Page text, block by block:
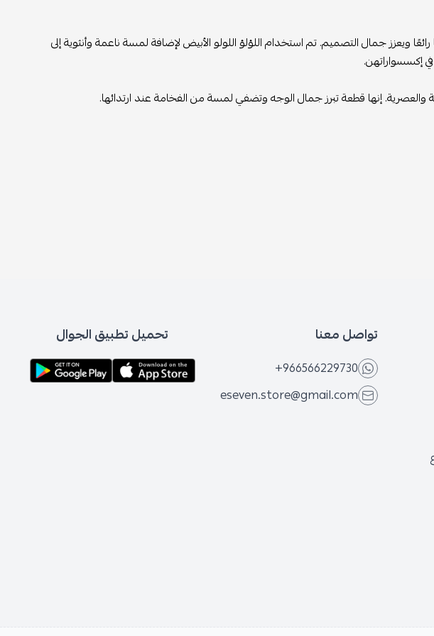
ويعزز جمال التصميم. تم استخدام اللؤلؤ اللولو الأبيض لإضافة لمسة ناعمة وأنثوية إلى
إكسسواراتهن.
والعصرية. إنها قطعة تبرز جمال الوجه وتضفي لمسة من الفخامة عند ارتدائها.
تواصل معنا
+966566229730
eseven.store@gmail.com
تحميل تطبيق الجوال